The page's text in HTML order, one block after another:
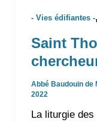
- Vies édifiantes -,
Saint
Abbé Baudouin de
2022
La liturgie